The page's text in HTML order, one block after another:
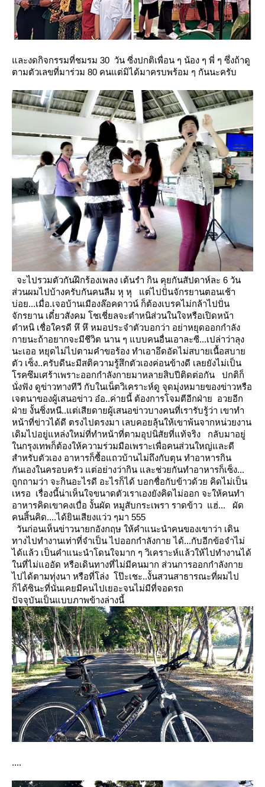
ละงดกิจกรรมที่ชมรม 30 วัน ซี่งปกติเพื่อน ๆ น้อง ๆ พี่ ๆ ซึ่งถ้าดู
ตามตัวเลขที่มาร่วม 80 คนแต่มิได้มาครบพร้อม ๆ กันนะครับ
จะไปรวมตัวกันฝึกร้องเพลง เต้นรำ กิน คุยกันสัปดาห์ละ 6 วัน
ส่วนผมไปบ้างครับกันคนลืม หุ หุ
ต่ไปปั่นจักรยานตอนเช้า
บ่อย...เมื่อ.เจอบ้านเมืองล๊อคดาวน์ ก็ต้องเบรคไม่กล้าไปปั่น
จักรยาน เดี๋ยวสังคม ชเชี่ยลจะตำหนิส่วนในใจหรือเปิดหน้า
ตำหนิ เชื่อใครดี หึ หึ หมอประจำตัวบอกว่า อย่าหยุดออกกำลัง
กายนะถ้าอยากจะมีชีวิต นาน ๆ แบบคนอื่นเอาละซี...เปล่าว่าลุง
นะเออ หยุดไม่ไปตามคำขอร้อง ทำเอาอึดอัดไม่สบายเนื้อสบา
ตัว เซ็ง..ครับดีนะมีสติความรู้สึกตัวเองค่อนข้างดี เลยยังไม่เป็น
รคซึมเศร้าเพราะออกกำลังกายมาหลายสิบปีติดต่อกัน
ปกติก็
นั่งฟัง ดูข่าวทางทีวี กับในเน็ตวิเคราะห์ดู จุดมุ่งหมายของข่าวหรือ
เจตนาของผู้เสนอข่าว อ๋อ..ค่ายนี้ ต้องการโจมตีอีกฝ่าย อวยอีก
ฝ่าย งั้นชิ่งหนี..แต่เสียดายผู้เสนอข่าวบางคนที่เรารับรู้ว่า เขาทำ
หน้าที่ข่าวได้ดี ตรงไปตรงมา เลบคอยลุ้นให้เขาพ้นจากหน่วยงาน
เดิมไปอยู่แหล่งใหม่ที่ทำหน้าที่ตามอุปนิสัยที่แท้จริง
กลับมาอยู่
นกรุงเทพก็ต้องให้ความร่วมมือเพราะเพื่อคนส่วนใหญ่และดี
สำหรับตัวเอง อาหารก็ซื้อแถวบ้านไม่ถึงกับตุน ทำอาหารกิน
กันเองในครอบครัว ต่อย่างว่ากิน และช่วยกันทำอาหารก็เซ็ง...
ถูกถามว่า จะกินอะไรดี อะไรก็ได้ บอกชื่อกับข้าวด้วย คิดไม่เป็น
เหรอ เรื่องนี้น่าเห็นใจขนาดตัวเราเองยังคิดไม่ออก จะให้คนทำ
อาหารคิดเขาคงเบื่อ งั้นผัด หมูสับกระเพรา ราดข้าว แฮ่...
ผัด
คนสิ้นคิด....ได้ยินเสียงแว่ว ๆมา 555
วันก่อนเห็นข่าวนายกอังกฤษ ให้คำแนะนำคนของเขาว่า เดิน
ทางไปทำงานเท่าที่จำเป็น ไปออกกำลังกา ได้...กับอีกข้อจำไม่
ได้แล้ว เป็นคำแนะนำโดนใจมาก ๆ วิเคราะห์แล้วให้ไปทำงานได้
นที่ไม่แออัด หรือเดินทางที่ไม่มีคนมาก ส่วนการออกกำลังกา
ไปได้ตามทุ่งนา หรือที่โล่ง โป๊ะเชะ..งั้นสวนสาธารณะที่ผมไป
ก็ได้ซินะที่นั่นเคยมีคนไปเยอะจนไม่มีที่จอดรถ
ปัจจุบันเป็นแบบภาพข้างล่างนี้
....